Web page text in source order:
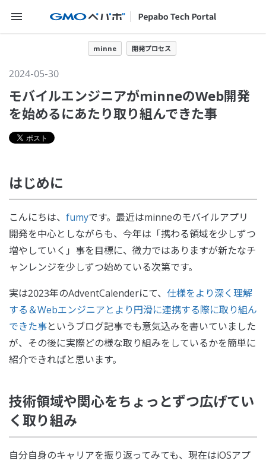
メニューを開く
minne 開発プロセス
2024-05-30
モバイルエンジニアがminneのWeb開発
を始めるにあたり取り組んできた事
はじめに
こんにちは、 fumyです。最近はminneのモバイルアプリ
開発を中心としながらも、今年は「携わる領域を少しずつ
増やしていく」事を目標に、微力ではありますが新たなチ
ャンレンジを少しずつ始めている次第です。
実は2023年のAdventCalenderにて、 仕様をより深く理解
する＆Webエンジニアとより円滑に連携する際に取り組ん
できた事というブログ記事でも意気込みを書いていました
が、その後に実際どの様な取り組みをしているかを簡単に
紹介できればと思います。
技術領域や関心をちょっとずつ広げてい
く取り組み
自分自身のキャリアを振り返ってみても、現在はiOSアプ